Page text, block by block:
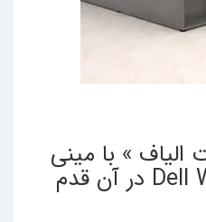
» با مینی
کامپیوتر Dell Wyse 5060 در آن قدم